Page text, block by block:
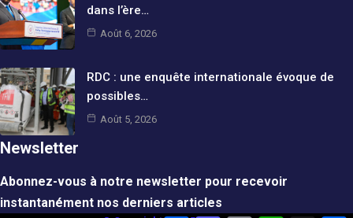
dans l’ère…
Août 6, 2026
RDC : une enquête internationale évoque de
possibles…
Août 5, 2026
Newsletter
Abonnez-vous à notre newsletter pour recevoir
instantanément nos derniers articles